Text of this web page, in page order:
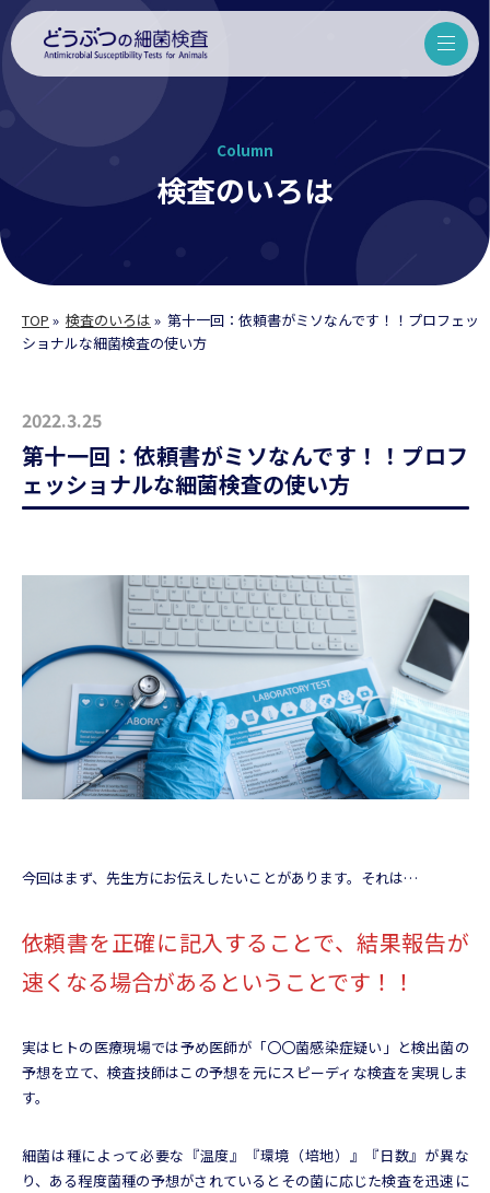
Column
検査のいろは
TOP » 検査のいろは » 第十一回：依頼書がミソなんです！！プロフェッ
ショナルな細菌検査の使い方
2022.3.25
第十一回：依頼書がミソなんです！！プロフ
ェッショナルな細菌検査の使い方
今回はまず、先生方にお伝えしたいことがあります。それは…
依頼書を正確に記入することで、結果報告が
速くなる場合があるということです！！
実はヒトの医療現場では予め医師が「〇〇菌感染症疑い」と検出菌の
予想を立て、検査技師はこの予想を元にスピーディな検査を実現しま
す。
細菌は種によって必要な『温度』『環境（培地）』『日数』が異な
り、ある程度菌種の予想がされているとその菌に応じた検査を迅速に